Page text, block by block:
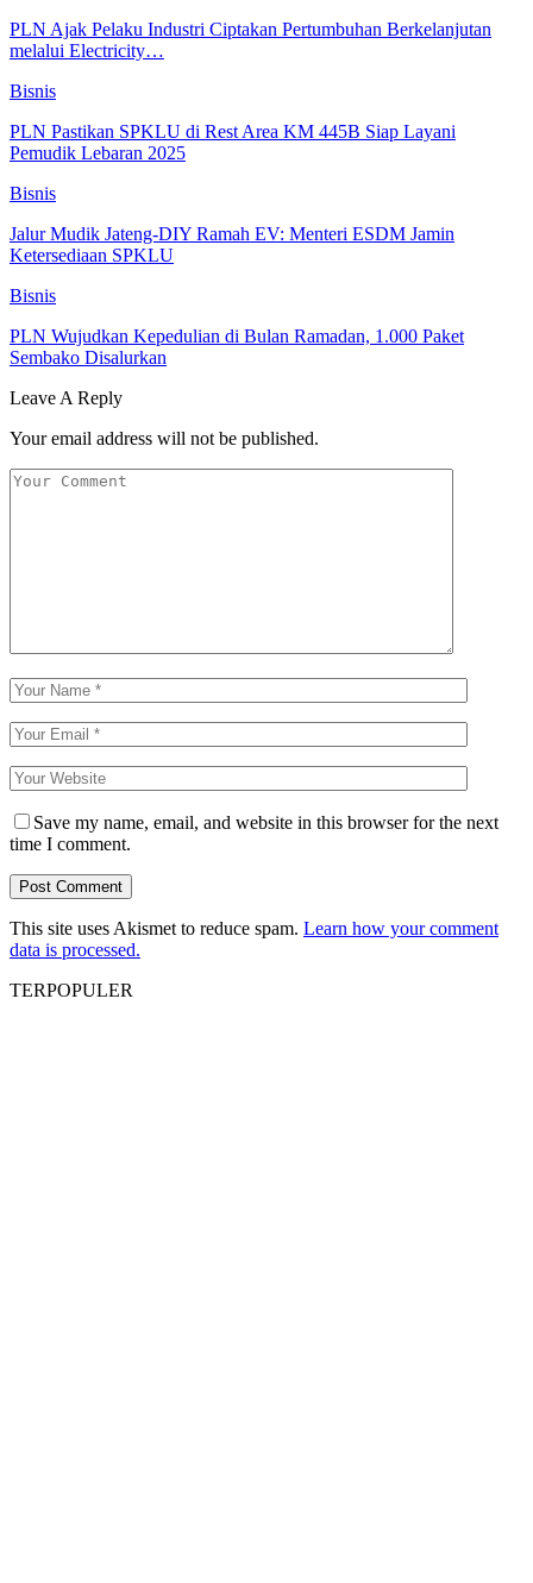
PLN Ajak Pelaku Industri Ciptakan Pertumbuhan Berkelanjutan
melalui Electricity…
Bisnis
PLN Pastikan SPKLU di Rest Area KM 445B Siap Layani
Pemudik Lebaran 2025
Bisnis
Jalur Mudik Jateng-DIY Ramah EV: Menteri ESDM Jamin
Ketersediaan SPKLU
Bisnis
PLN Wujudkan Kepedulian di Bulan Ramadan, 1.000 Paket
Sembako Disalurkan
Leave A Reply
Your email address will not be published.
Save my name, email, and website in this browser for the next
time I comment.
This site uses Akismet to reduce spam. Learn how your comment
data is processed.
TERPOPULER